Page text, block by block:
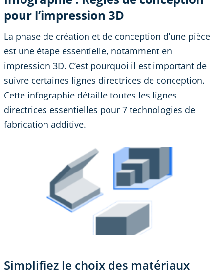
pour l’impression 3D
La phase de création et de conception d’une pièce
est une étape essentielle, notamment en
impression 3D. C’est pourquoi il est important de
suivre certaines lignes directrices de conception.
Cette infographie détaille toutes les lignes
directrices essentielles pour 7 technologies de
fabrication additive.
Simplifiez le choix des matériaux